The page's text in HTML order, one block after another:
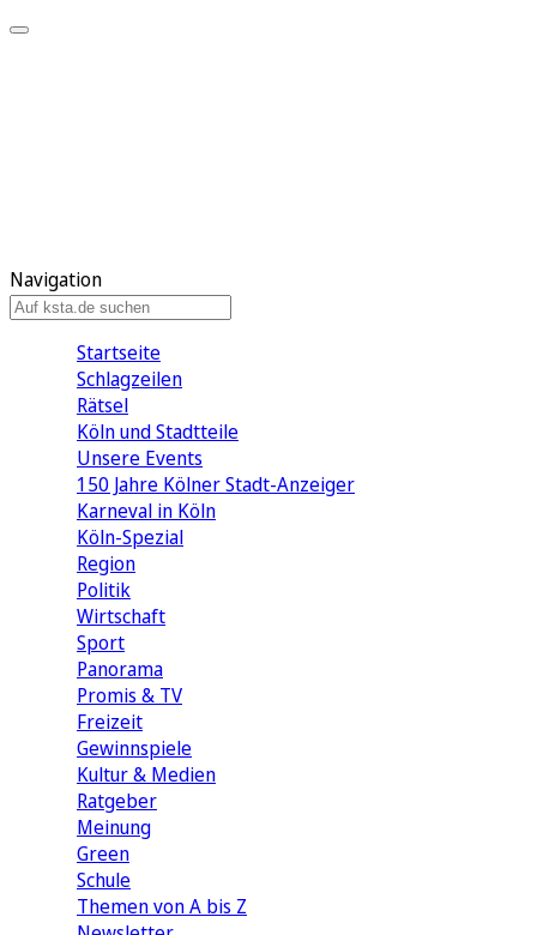
Navigation
Startseite
Schlagzeilen
Rätsel
Köln und Stadtteile
Unsere Events
150 Jahre Kölner Stadt-Anzeiger
Karneval in Köln
Köln-Spezial
Region
Politik
Wirtschaft
Sport
Panorama
Promis & TV
Freizeit
Gewinnspiele
Kultur & Medien
Ratgeber
Meinung
Green
Schule
Themen von A bis Z